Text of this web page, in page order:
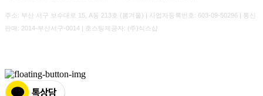
주소: 부산 서구 보수대로 15, A동 213호 (봄겨울) | 사업자등록번호: 603-09-50296 | 통신
판매: 2014-부산서구-0014 | 호스팅제공자: (주)식스샵